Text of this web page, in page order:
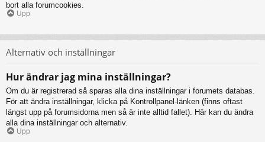
bort alla forumcookies.
Upp
Alternativ och inställningar
Hur ändrar jag mina inställningar?
Om du är registrerad så sparas alla dina inställningar i forumets databas.
För att ändra inställningar, klicka på Kontrollpanel-länken (finns oftast
längst upp på forumsidorna men så är inte alltid fallet). Här kan du ändra
alla dina inställningar och alternativ.
Upp